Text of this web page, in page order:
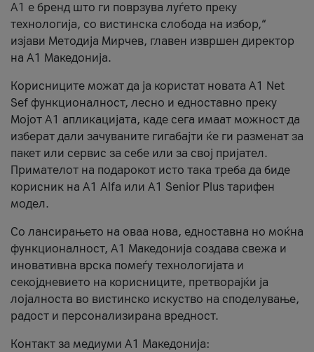
А1 е бренд што ги поврзува луѓето преку
технологија, со вистинска слобода на избор,“
изјави Методија Мирчев, главен извршен директор
на А1 Македонија.
Корисниците можат да ја користат новата А1 Net
Sef функционалност, лесно и едноставно преку
Мојот А1 апликацијата, каде сега имаат можност да
изберат дали зачуваните гигабајти ќе ги разменат за
пакет или сервис за себе или за свој пријател.
Примателот на подарокот исто така треба да биде
корисник на А1 Alfa или A1 Senior Plus тарифен
модел.
Со лансирањето на оваа нова, едноставна но моќна
функционалност, А1 Македонија создава свежа и
иновативна врска помеѓу технологијата и
секојдневието на корисниците, претворајќи ја
лојалноста во вистинско искуство на споделување,
радост и персонализирана вредност.
Контакт за медиуми А1 Македонија: